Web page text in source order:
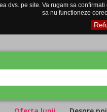
dvs. pe site. Va rugam sa
sa nu functioneze